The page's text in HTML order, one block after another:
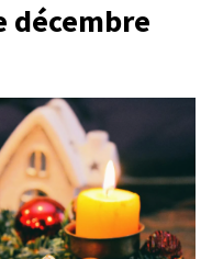
décembre